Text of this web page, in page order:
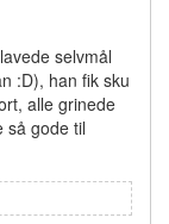
selvmål
:D), han fik sku
alle grinede
så gode til